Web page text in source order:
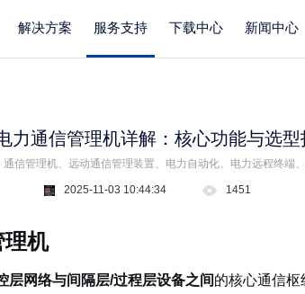
解决方案 服务支持 下载中心 新闻中心
力通信管理机详解：核心功能与选型
通信管理机、远动通信管理装置、电力自动化、电力远程终端
2025-11-03 10:44:34 1451
理机
层网络与间隔层/过程层设备之间的核心通信